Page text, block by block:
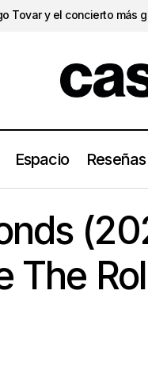
Tovar y el concierto más
Espacio Reseñas
Hackney Diamonds
The